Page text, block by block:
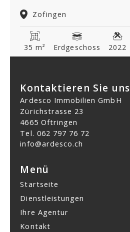
Zofingen
35 m² Erdgeschoss 2022
Kontaktieren Sie uns
Ardesco Immobilien GmbH
Zürichstrasse 23
4665 Oftringen
Tel. 062 797 76 72
info@ardesco.ch
Menü
Startseite
Dienstleistungen
Ihre Agentur
Kontakt